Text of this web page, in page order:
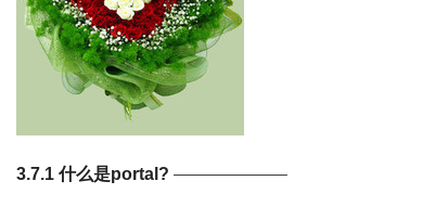
3.7.1 什么是portal? ——————–